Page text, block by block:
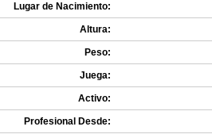
Lugar de Nacimiento:
Altura:
Peso:
Juega:
Activo:
Profesional Desde: